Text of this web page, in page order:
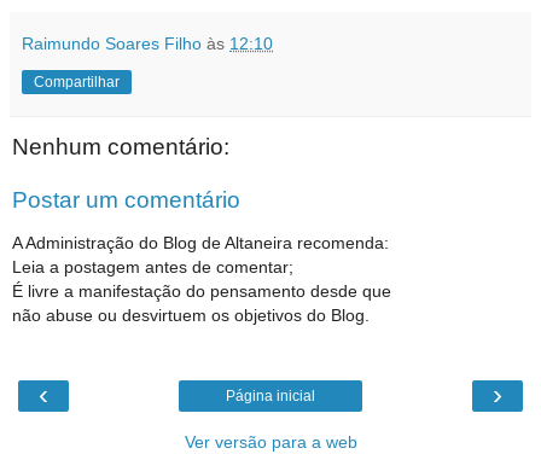
Raimundo Soares Filho às 12:10
Compartilhar
Nenhum comentário:
Postar um comentário
A Administração do Blog de Altaneira recomenda:
Leia a postagem antes de comentar;
É livre a manifestação do pensamento desde que
não abuse ou desvirtuem os objetivos do Blog.
‹ ›
Página inicial
Ver versão para a web